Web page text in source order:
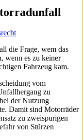
die Frage, wem das
wenn es zu keiner
Fahrzeug kam.
vom
zu
der Nutzung
Damit sind Motorräder
zu zweispurigen
von Stürzen